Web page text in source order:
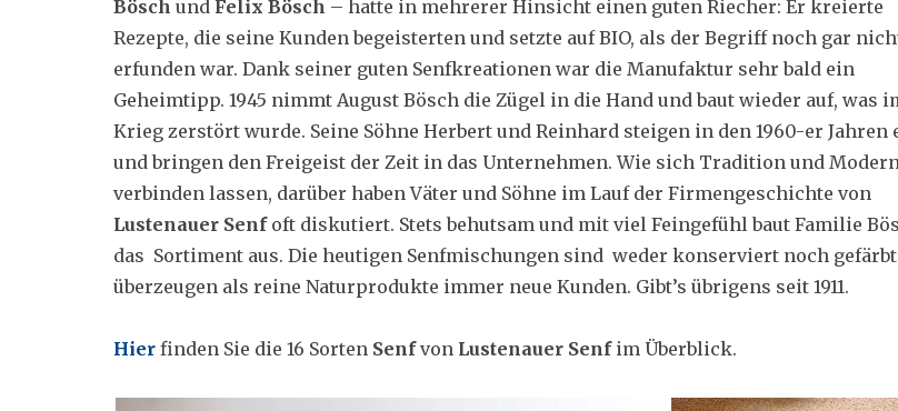
Bösch und Felix Bösch – hatte in mehrerer Hinsicht einen guten Riecher: Er kreierte
Rezepte, die seine Kunden begeisterten und setzte auf BIO, als der Begriff noch gar
erfunden war. Dank seiner guten Senfkreationen war die Manufaktur sehr bald ein
Geheimtipp. 1945 nimmt August Bösch die Zügel in die Hand und baut wieder auf, was
Krieg zerstört wurde. Seine Söhne Herbert und Reinhard steigen in den 1960-er Jahren
und bringen den Freigeist der Zeit in das Unternehmen. Wie sich Tradition und
verbinden lassen, darüber haben Väter und Söhne im Lauf der Firmengeschichte von
Lustenauer Senfoft diskutiert. Stets behutsam und mit viel Feingefühl baut Familie
das Sortiment aus. Die heutigen Senfmischungen sind weder konserviert noch
überzeugen als reine Naturprodukte immer neue Kunden. Gibt’s übrigens seit 1911.
Hier finden Sie die 16 Sorten Senfvon Lustenauer Senfim Überblick.